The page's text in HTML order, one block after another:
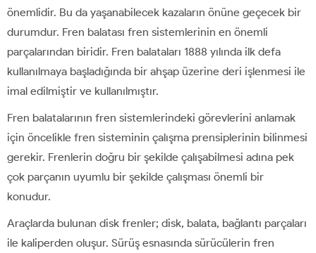
önemlidir. Bu da yaşanabilecek kazaların önüne geçecek bir
durumdur. Fren balatası fren sistemlerinin en önemli
parçalarından biridir. Fren balataları 1888 yılında ilk defa
kullanılmaya başladığında bir ahşap üzerine deri işlenmesi ile
imal edilmiştir ve kullanılmıştır.
Fren balatalarının fren sistemlerindeki görevlerini anlamak
için öncelikle fren sisteminin çalışma prensiplerinin bilinmesi
gerekir. Frenlerin doğru bir şekilde çalışabilmesi adına pek
çok parçanın uyumlu bir şekilde çalışması önemli bir
konudur.
Araçlarda bulunan disk frenler; disk, balata, bağlantı parçaları
ile kaliperden oluşur. Sürüş esnasında sürücülerin fren